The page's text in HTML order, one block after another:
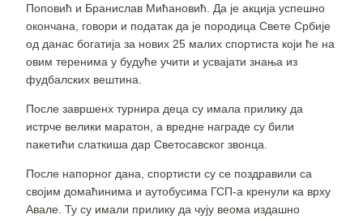
Поповић и Бранислав Мићановић. Да је акција успешно
окончана, говори и податак да је породица Свете Србије
од данас богатија за нових 25 малих спортиста који ће на
овим теренима у будуће учити и усвајати знања из
фудбалских вештина.
После завршенх турнира деца су имала прилику да
истрче велики маратон, а вредне награде су били
пакетићи слаткиша дар Светосавског звонца.
После напорног дана, спортисти су се поздравили са
својим домаћинима и аутобусима ГСП-а кренули ка врху
Авале. Ту су имали прилику да чују веома издашно